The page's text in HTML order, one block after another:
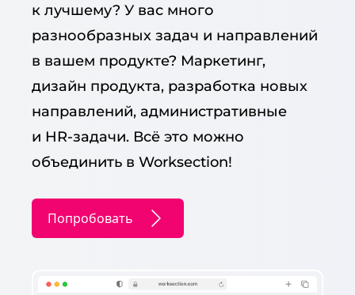
к лучшему? У вас много
разнообразных задач и направлений
в вашем продукте? Маркетинг,
дизайн продукта, разработка новых
направлений, административные
и HR-задачи. Всё это можно
объединить в Worksection!
Попробовать